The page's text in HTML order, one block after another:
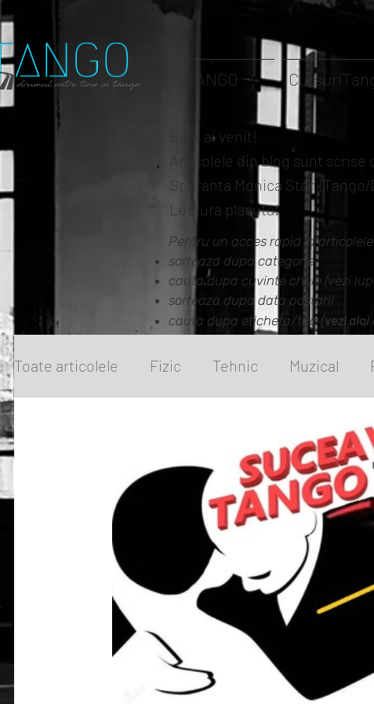
sTANGO
Bine ai venit!
Articolele din blog sunt
Speranta Monica Stan
Lectura placuta!
Pentru un acces rapid la
sorteaza dupa categorie
cauta dupa cuvinte cheie (vezi
sorteaza dupa data postarii
cauta dupa eticheta/tag (vezi aici
Toate articolele Fizic Tehnic Muzical